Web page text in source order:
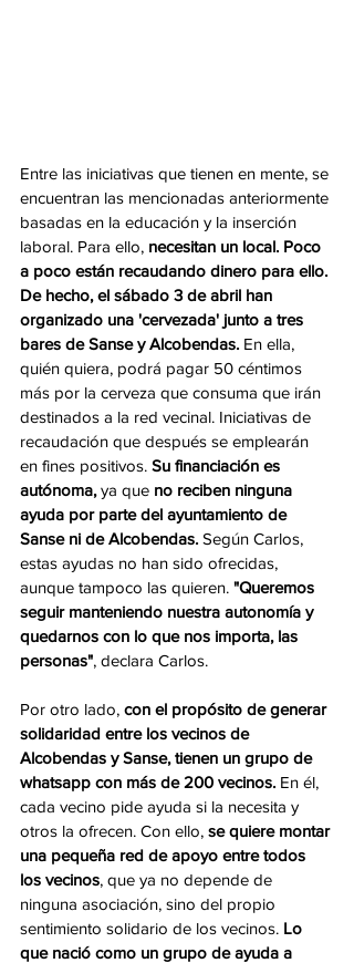
Entre las iniciativas que tienen en mente, se
encuentran las mencionadas anteriormente
basadas en la educación y la inserción
laboral. Para ello, necesitan un local. Poco
a poco están recaudando dinero para ello.
De hecho, el sábado 3 de abril han
organizado una 'cervezada' junto a tres
bares de Sanse y Alcobendas. En ella,
quién quiera, podrá pagar 50 céntimos
más por la cerveza que consuma que irán
destinados a la red vecinal. Iniciativas de
recaudación que después se emplearán
en fines positivos. Su financiación es
autónoma, ya que no reciben ninguna
ayuda por parte del ayuntamiento de
Sanse ni de Alcobendas. Según Carlos,
estas ayudas no han sido ofrecidas,
aunque tampoco las quieren. "Queremos
seguir manteniendo nuestra autonomía y
quedarnos con lo que nos importa, las
personas", declara Carlos.
Por otro lado, con el propósito de generar
solidaridad entre los vecinos de
Alcobendas y Sanse, tienen un grupo de
whatsapp con más de 200 vecinos. En él,
cada vecino pide ayuda si la necesita y
otros la ofrecen. Con ello, se quiere montar
una pequeña red de apoyo entre todos
los vecinos, que ya no depende de
ninguna asociación, sino del propio
sentimiento solidario de los vecinos. Lo
que nació como un grupo de ayuda a